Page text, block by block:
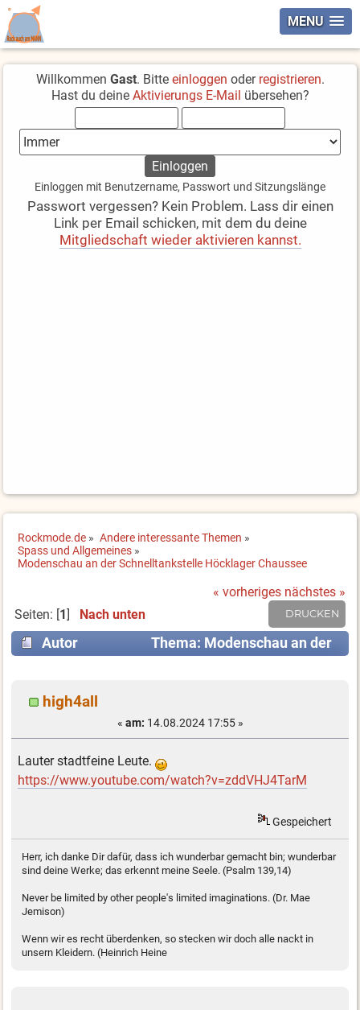
MENU
Willkommen Gast. Bitte einloggen oder registrieren.
Hast du deine Aktivierungs E-Mail übersehen?
Einloggen mit Benutzername, Passwort und Sitzungslänge
Passwort vergessen? Kein Problem. Lass dir einen
Link per Email schicken, mit dem du deine
Mitgliedschaft wieder aktivieren kannst.
Rockmode.de » Andere interessante Themen »
Spass und Allgemeines »
Modenschau an der Schnelltankstelle Höcklager Chaussee
« vorheriges nächstes »
DRUCKEN
Seiten: [1] Nach unten
Autor
Thema: Modenschau an der
10152 mal)
high4all
« am: 14.08.2024 17:55 »
Lauter stadtfeine Leute.
https://www.youtube.com/watch?v=zddVHJ4TarM
Gespeichert
Herr, ich danke Dir dafür, dass ich wunderbar gemacht bin; wunderbar
sind deine Werke; das erkennt meine Seele. (Psalm 139,14)
Never be limited by other people's limited imaginations. (Dr. Mae
Jemison)
Wenn wir es recht überdenken, so stecken wir doch alle nackt in
unsern Kleidern. (Heinrich Heine